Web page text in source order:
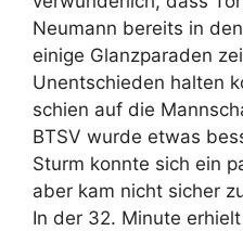
Neumann bereits in
einige Glanzparaden
Unentschieden halten
schien auf die
BTSV wurde etwas
Sturm konnte sich ein
aber kam nicht sicher
In der 32. Minute